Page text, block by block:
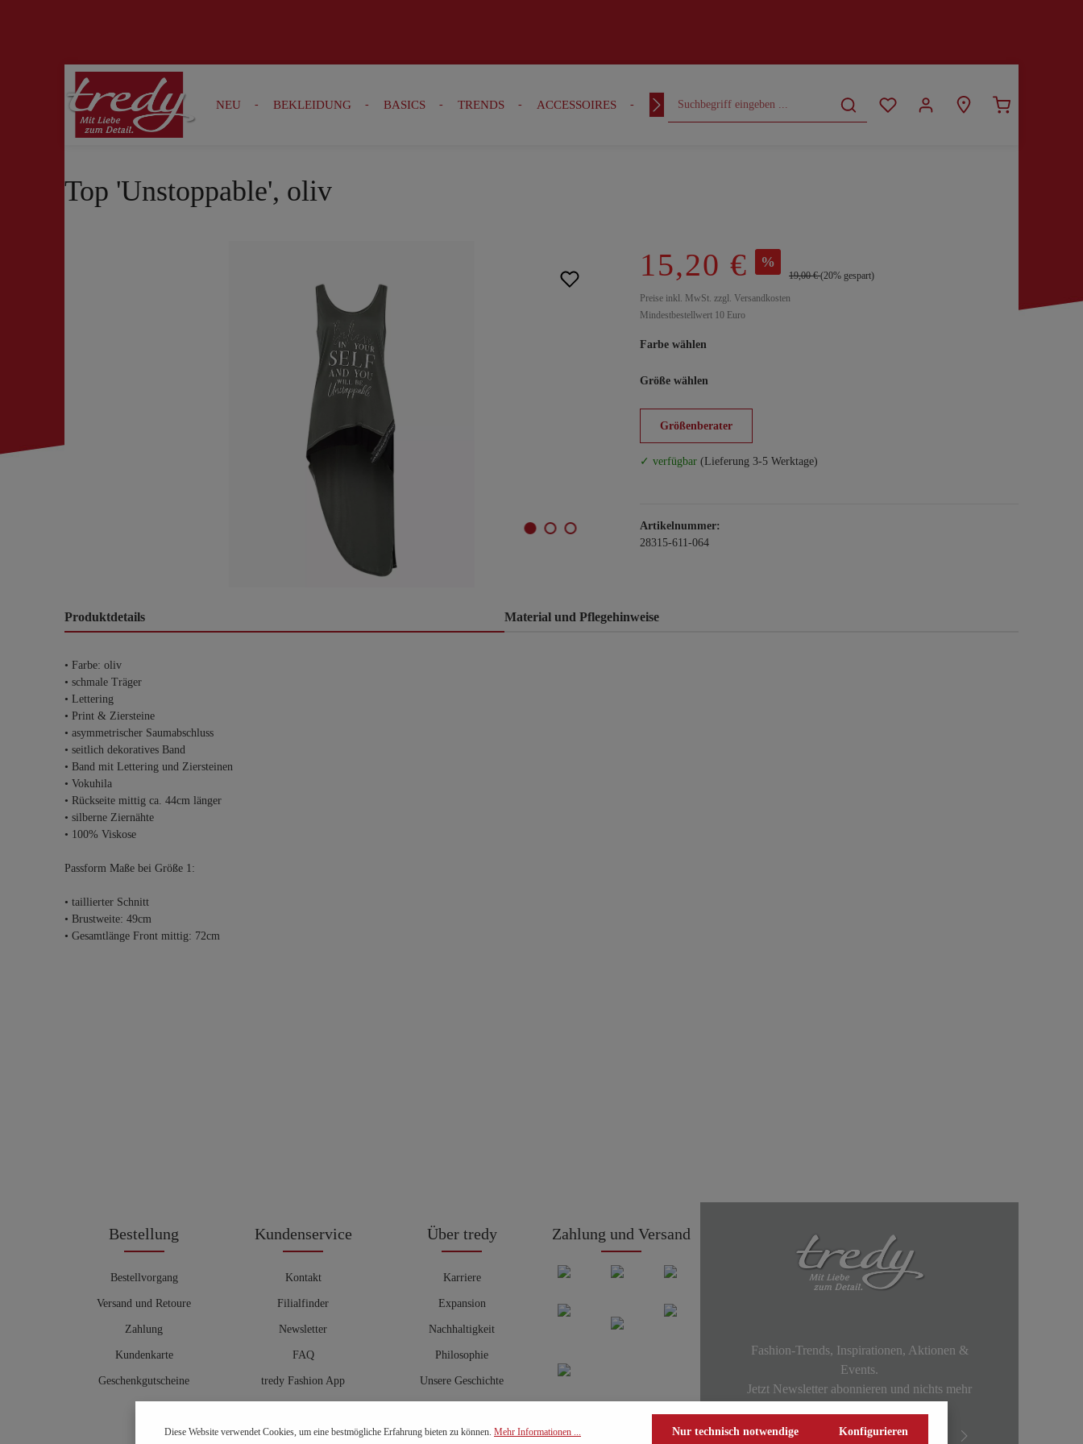
Zur Suche springen Zur Hauptnavigation springen
NEU BEKLEIDUNG BASICS TRENDS ACCESSOIRES OUTFITS CURVY
Top 'Unstoppable', oliv
15,20 € %
19,00 €(20% gespart)
Preise inkl. MwSt. zzgl. Versandkosten
Mindestbestellwert 10 Euro
Farbe wählen
Größe wählen
Größenberater
✓ verfügbar (Lieferung 3-5 Werktage)
Artikelnummer:
28315-611-064
Produktdetails Material und Pflegehinweise
• Farbe: oliv
• schmale Träger
• Lettering
• Print & Ziersteine
• asymmetrischer Saumabschluss
• seitlich dekoratives Band
• Band mit Lettering und Ziersteinen
• Vokuhila
• Rückseite mittig ca. 44cm länger
• silberne Ziernähte
• 100% Viskose
Passform Maße bei Größe 1:
• taillierter Schnitt
• Brustweite: 49cm
• Gesamtlänge Front mittig: 72cm
Bestellung
Bestellvorgang
Versand und Retoure
Zahlung
Kundenkarte
Geschenkgutscheine
Kundenservice
Kontakt
Filialfinder
Newsletter
FAQ
tredy Fashion App
Hosenberater
Über tredy
Karriere
Expansion
Nachhaltigkeit
Philosophie
Unsere Geschichte
Zahlung und Versand
Fashion-Trends, Inspirationen, Aktionen &
Events.
Jetzt Newsletter abonnieren und nichts mehr
Diese Website verwendet Cookies, um eine bestmögliche Erfahrung bieten zu können. Mehr Informationen ... Nur technisch notwendige Konfigurieren